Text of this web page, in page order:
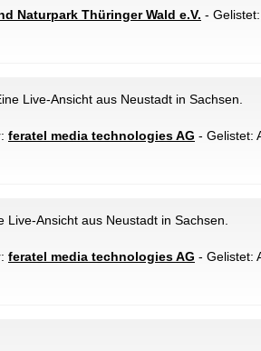
Naturpark Thüringer Wald e.V. -
Live-Ansicht aus Neustadt in Sachsen.
feratel media technologies AG - Gelistet:
Live-Ansicht aus Neustadt in Sachsen.
feratel media technologies AG - Gelistet: